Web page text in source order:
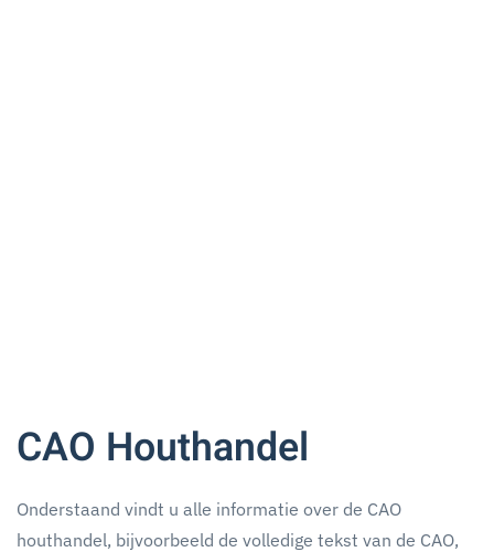
CAO Houthandel
Onderstaand vindt u alle informatie over de CAO
houthandel, bijvoorbeeld de volledige tekst van de CAO,